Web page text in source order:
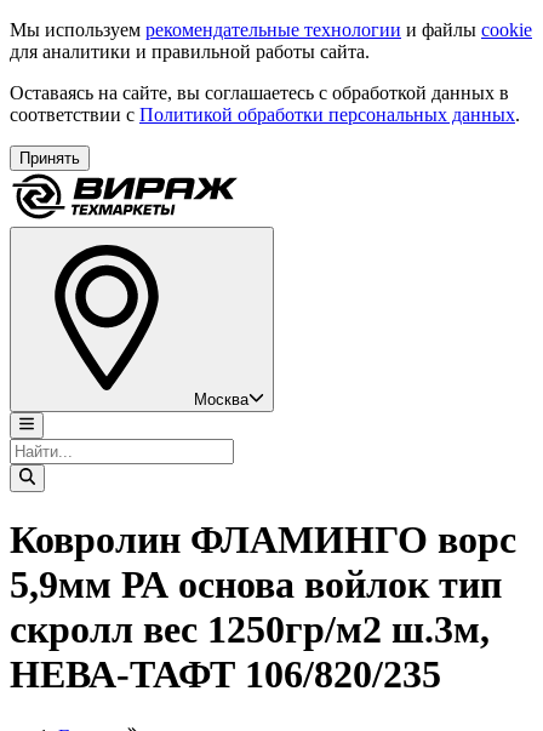
Мы используем рекомендательные технологии и файлы cookie
для аналитики и правильной работы сайта.
Оставаясь на сайте, вы соглашаетесь с обработкой данных в
соответствии с Политикой обработки персональных данных.
Принять
Москва
Ковролин ФЛАМИНГО ворс
5,9мм РА основа войлок тип
скролл вес 1250гр/м2 ш.3м,
НЕВА-ТАФТ 106/820/235